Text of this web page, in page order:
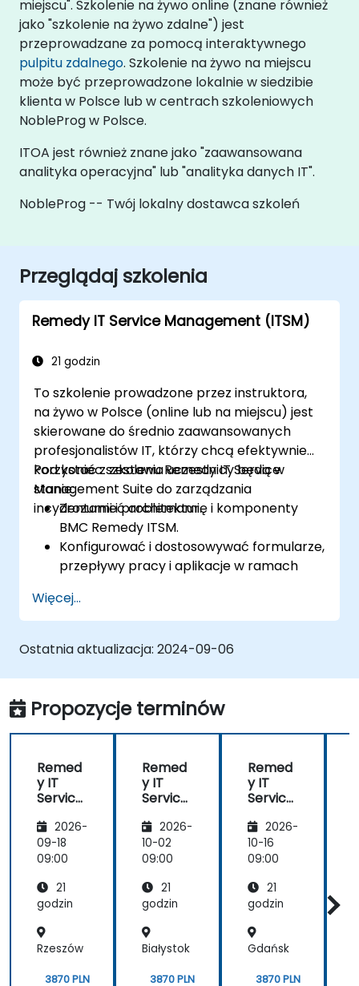
miejscu". Szkolenie na żywo online (znane również
jako "szkolenie na żywo zdalne") jest
przeprowadzane za pomocą interaktywnego
pulpitu zdalnego. Szkolenie na żywo na miejscu
może być przeprowadzone lokalnie w siedzibie
klienta w Polsce lub w centrach szkoleniowych
NobleProg w Polsce.
ITOA jest również znane jako "zaawansowana
analityka operacyjna" lub "analityka danych IT".
NobleProg -- Twój lokalny dostawca szkoleń
Przeglądaj szkolenia
Remedy IT Service Management (ITSM)
21 godzin
To szkolenie prowadzone przez instruktora,
na żywo w Polsce (online lub na miejscu) jest
skierowane do średnio zaawansowanych
profesjonalistów IT, którzy chcą efektywnie
korzystać z zestawu Remedy IT Service
Management Suite do zarządzania
incydentami i problemami.
Pod koniec szkolenia uczestnicy będą w
stanie:
Zrozumieć architekturę i komponenty
BMC Remedy ITSM.
Konfigurować i dostosowywać formularze,
przepływy pracy i aplikacje w ramach
Wdrażać skuteczne praktyki zarządzania
incydentami i problemami.
Zarządzać procesami zmian i wydań w
sposób efektywny, aby minimalizować
ryzyko.
Wykorzystywać zarządzanie zasobami
BMC Remedy do kompleksowego
zarządzania cyklem życia zasobów.
Więcej...
Ostatnia aktualizacja: 2024-09-06
Propozycje terminów
Remed
y IT
Service
ement
(ITSM)
2026-
09-18
09:00
21
godzin
Rzeszów
3870 PLN
Remed
y IT
Service
ement
(ITSM)
2026-
10-02
09:00
21
godzin
Białystok
3870 PLN
Remed
y IT
Service
ement
(ITSM)
2026-
10-16
09:00
21
godzin
Gdańsk
3870 PLN